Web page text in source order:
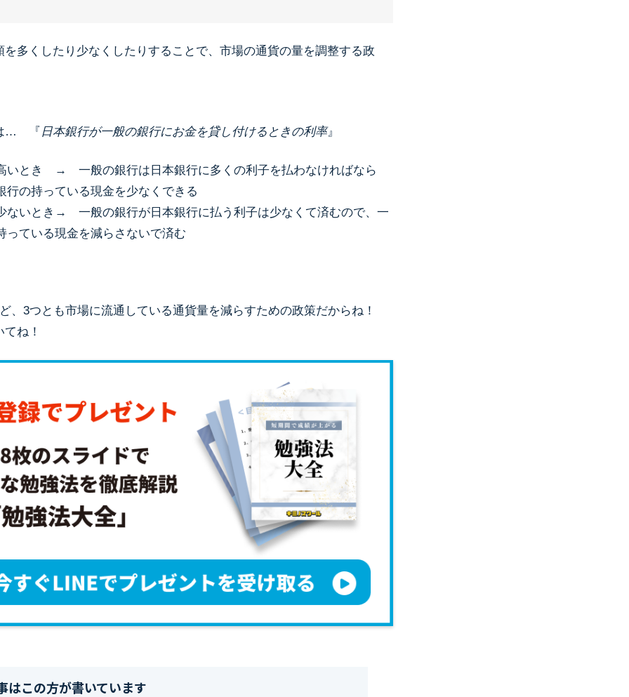
を多くしたり少なくしたりすることで、市場の通貨の量を調整する政
… 『 日本銀行が一般の銀行にお金を貸し付けるときの利率』
いとき → 一般の銀行は日本銀行に多くの利子を払わなければなら
行の持っている現金を少なくできる
ないとき→ 一般の銀行が日本銀行に払う利子は少なくて済むので、一
っている現金を減らさないで済む
、3つとも市場に流通している通貨量を減らすための政策だからね！
ね！
はこの方が書いています